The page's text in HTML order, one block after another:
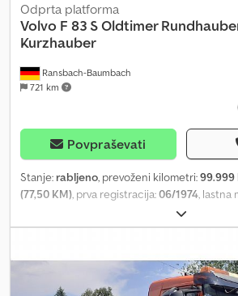
Ransbach-Baumbach
721 km
Odprta platforma
Volvo F 83 S Oldtimer
Kurzhauber
Povpraševati
Stanje: rabljeno, prevoženi kilometri:99.999
(77,50 KM), prva registracija:06/1974, lastna
največja dovoljena obremenitev:5.000 kg
dolžina tovornega prostora:6.250 mm,
, Starodobnik. Vozilo se odlično
stanju. Brez rje. Z veseljem vam bom poslal
videoposnetkov. Dksdpfx Aiski A Ums Ter